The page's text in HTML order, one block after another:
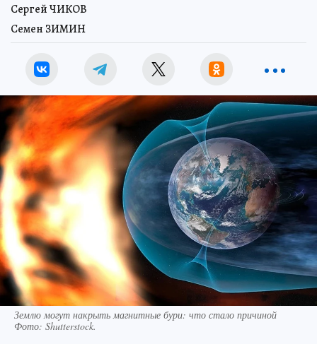
Сергей ЧИКОВ
Семен ЗИМИН
Землю могут накрыть магнитные бури: что стало причиной
Фото: Shutterstock.